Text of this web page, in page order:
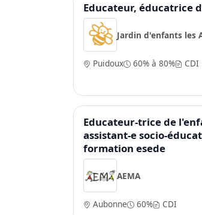
Educateur, éducatrice
Jardin d'enfants les
Puidoux 60% à 80% CDI
Educateur-trice de
assistant-e socio-
formation esede
AEMA
Aubonne 60% CDI